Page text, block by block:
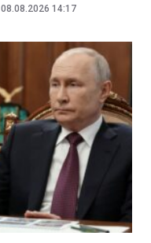
08.08.2026 14:17